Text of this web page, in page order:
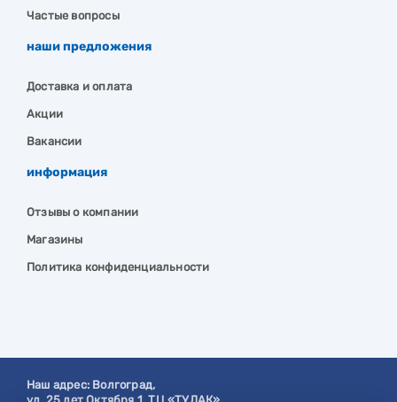
Частые вопросы
наши предложения
Доставка и оплата
Акции
Вакансии
информация
Отзывы о компании
Магазины
Политика конфиденциальности
Наш адрес: Волгоград,